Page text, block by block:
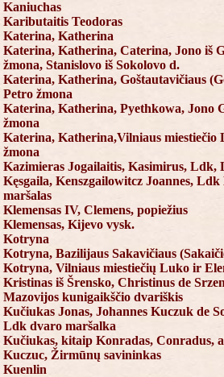
Kaniuchas
Kaributaitis Teodoras
Katerina, Katherina
Katerina, Katherina, Caterina, Jono iš
žmona, Stanislovo iš Sokolovo d.
Katerina, Katherina, Goštautavičiaus
Petro žmona
Katerina, Katherina, Pyethkowa, Jono
žmona
Katerina, Katherina,Vilniaus miestiečio
žmona
Kazimieras Jogailaitis, Kasimirus, Ldk,
Kęsgaila, Kenszgailowitcz Joannes,
maršalas
Klemensas IV, Clemens, popiežius
Klemensas, Kijevo vysk.
Kotryna
Kotryna, Bazilijaus Sakavičiaus
Kotryna, Vilniaus miestiečių Luko ir
Kristinas iš Šrensko, Christinus de
Mazovijos kunigaikščio dvariškis
Kučiukas Jonas, Johannes Kuczuk de
Ldk dvaro maršalka
Kučiukas, kitaip Konradas, Conradus,
Kuczuc, Žirmūnų savininkas
Kuenlin